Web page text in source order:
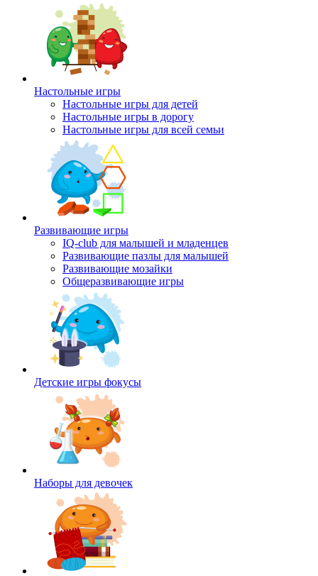
Настольные игры
Настольные игры для детей
Настольные игры в дорогу
Настольные игры для всей семьи
Развивающие игры
IQ-club для малышей и младенцев
Развивающие пазлы для малышей
Развивающие мозайки
Общеразвивающие игры
Детские игры фокусы
Наборы для девочек